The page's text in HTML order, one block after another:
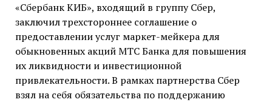
«Сбербанк КИБ», входящий в группу Сбер,
заключил трехстороннее соглашение о
предоставлении услуг маркет-мейкера для
обыкновенных акций МТС Банка для повышения
их ликвидности и инвестиционной
привлекательности. В рамках партнерства Сбер
взял на себя обязательства по поддержанию